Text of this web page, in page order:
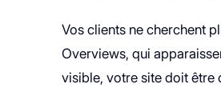
Vos clients ne cherchent
Overviews, qui
visible, votre site doit être